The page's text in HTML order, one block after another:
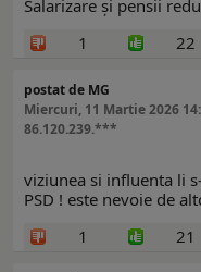
Salarizare și pensii
1
22
postat de MG
Miercuri, 11 Martie 2026
86.120.239.***
viziunea si influenta li
PSD ! este nevoie de
1
21